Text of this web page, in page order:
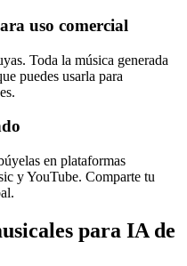
uso comercial
Toda la música generada
puedes usarla para
en plataformas
y YouTube. Comparte tu
para IA de